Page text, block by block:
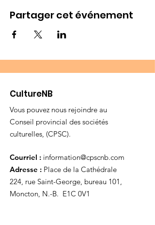
Partager cet événement
CultureNB
Vous pouvez nous rejoindre au
Conseil provincial des sociétés
culturelles, (CPSC).
Courriel : information@cpscnb.com
Adresse : Place de la Cathédrale
224, rue Saint-George, bureau 101,
Moncton, N.-B. E1C 0V1